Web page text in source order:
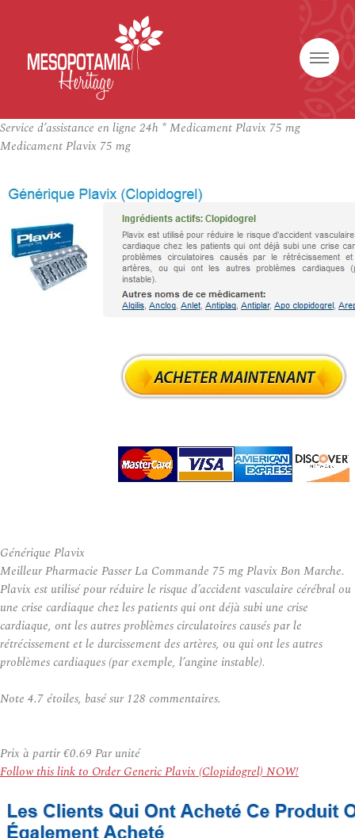
Service d’assistance en ligne 24h * Medicament Plavix 75 mg
Medicament Plavix 75 mg
Générique Plavix
Meilleur Pharmacie Passer La Commande 75 mg Plavix Bon Marche.
Plavix est utilisé pour réduire le risque d’accident vasculaire cérébral ou
une crise cardiaque chez les patients qui ont déjà subi une crise
cardiaque, ont les autres problèmes circulatoires causés par le
rétrécissement et le durcissement des artères, ou qui ont les autres
problèmes cardiaques (par exemple, l’angine instable).
Note 4.7étoiles, basé sur 128 commentaires.
Prix à partir€0.69 Par unité
Follow this link to Order Generic Plavix (Clopidogrel) NOW!